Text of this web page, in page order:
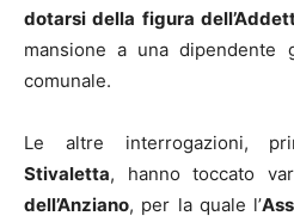
dotarsi della figura
mansione a una dipendente
comunale.
Le altre interrogazioni,
Stivaletta, hanno toccato
dell’Anziano, per la quale l’